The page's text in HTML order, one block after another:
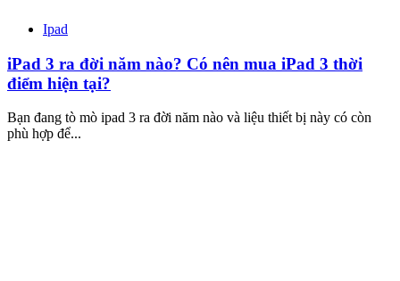
Ipad
iPad 3 ra đời năm nào? Có nên mua iPad 3 thời
điểm hiện tại?
Bạn đang tò mò ipad 3 ra đời năm nào và liệu thiết bị này có còn
phù hợp để...